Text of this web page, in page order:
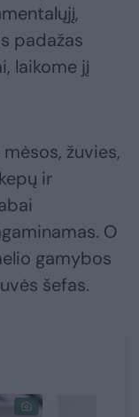
padažas
laikome jį
žuvies,
ir
O
gamybos
šefas.